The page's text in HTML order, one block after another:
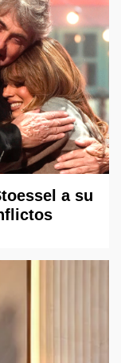
a su